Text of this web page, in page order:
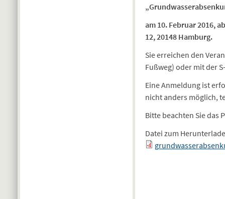
am 10. Februar 2016,
12, 20148 Hamburg.
Sie erreichen den
Fußweg) oder mit der
Eine Anmeldung ist
nicht anders möglich,
Bitte beachten Sie das
Datei zum